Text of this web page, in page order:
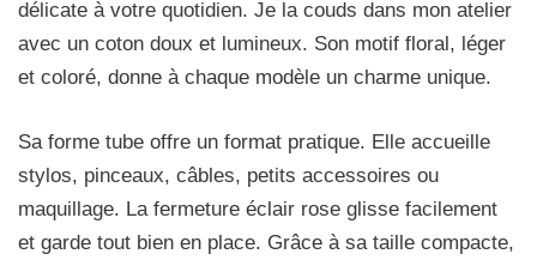
délicate à votre quotidien. Je la couds dans mon atelier
avec un coton doux et lumineux. Son motif floral, léger
et coloré, donne à chaque modèle un charme unique.
Sa forme tube offre un format pratique. Elle accueille
stylos, pinceaux, câbles, petits accessoires ou
maquillage. La fermeture éclair rose glisse facilement
et garde tout bien en place. Grâce à sa taille compacte,